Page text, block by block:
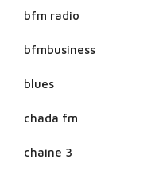
bfm radio
bfmbusiness
blues
chada fm
chaine 3